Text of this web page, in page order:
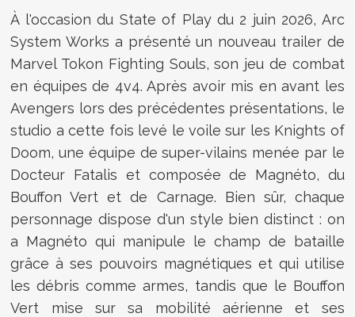
À l'occasion du State of Play du 2 juin 2026, Arc
System Works a présenté un nouveau trailer de
Marvel Tokon Fighting Souls, son jeu de combat
en équipes de 4v4. Après avoir mis en avant les
Avengers lors des précédentes présentations, le
studio a cette fois levé le voile sur les Knights of
Doom, une équipe de super-vilains menée par le
Docteur Fatalis et composée de Magnéto, du
Bouffon Vert et de Carnage. Bien sûr, chaque
personnage dispose d'un style bien distinct : on
a Magnéto qui manipule le champ de bataille
grâce à ses pouvoirs magnétiques et qui utilise
les débris comme armes, tandis que le Bouffon
Vert mise sur sa mobilité aérienne et ses